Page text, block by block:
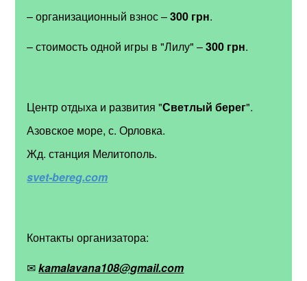
– организационный взнос–300 грн.
– стоимость одной игры в "Лилу"–300 грн.
Центр отдыха и развития "Светлый берег".
Азовское море, с. Орловка.
Жд. станция Мелитополь.
svet-bereg.com
Контакты организатора:
✉kamalavana108@gmail.com